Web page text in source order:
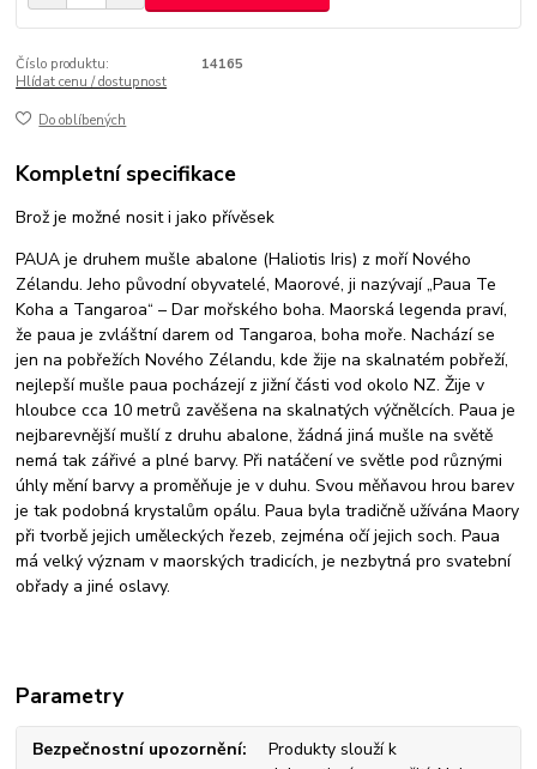
Číslo produktu:
14165
Hlídat cenu / dostupnost
Do oblíbených
Kompletní specifikace
Brož je možné nosit i jako přívěsek
PAUA je druhem mušle abalone (Haliotis Iris) z moří Nového
Zélandu. Jeho původní obyvatelé, Maorové, ji nazývají „Paua Te
Koha a Tangaroa“ – Dar mořského boha. Maorská legenda praví,
že paua je zvláštní darem od Tangaroa, boha moře. Nachází se
jen na pobřežích Nového Zélandu, kde žije na skalnatém pobřeží,
nejlepší mušle paua pocházejí z jižní části vod okolo NZ. Žije v
hloubce cca 10 metrů zavěšena na skalnatých výčnělcích. Paua je
nejbarevnější mušlí z druhu abalone, žádná jiná mušle na světě
nemá tak zářivé a plné barvy. Při natáčení ve světle pod různými
úhly mění barvy a proměňuje je v duhu. Svou měňavou hrou barev
je tak podobná krystalům opálu. Paua byla tradičně užívána Maory
při tvorbě jejich uměleckých řezeb, zejména očí jejich soch. Paua
má velký význam v maorských tradicích, je nezbytná pro svatební
obřady a jiné oslavy.
Parametry
Bezpečnostní upozornění
Produkty slouží k